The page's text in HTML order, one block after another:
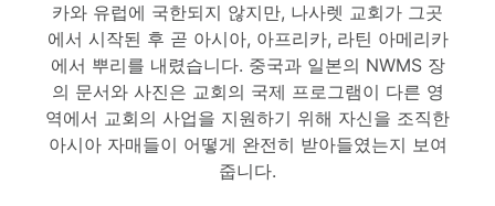
카와 유럽에 국한되지 않지만, 나사렛 교회가 그곳
에서 시작된 후 곧 아시아, 아프리카, 라틴 아메리카
에서 뿌리를 내렸습니다. 중국과 일본의 NWMS 장
의 문서와 사진은 교회의 국제 프로그램이 다른 영
역에서 교회의 사업을 지원하기 위해 자신을 조직한
아시아 자매들이 어떻게 완전히 받아들였는지 보여
줍니다.